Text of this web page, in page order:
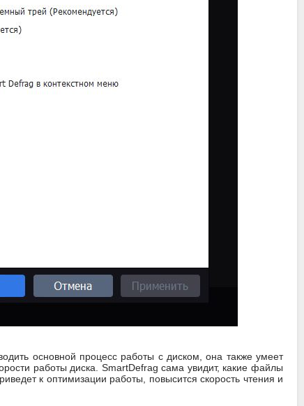
основной процесс работы с диском, она также умеет
работы диска. SmartDefrag сама увидит, какие файлы
к оптимизации работы, повысится скорость чтения и